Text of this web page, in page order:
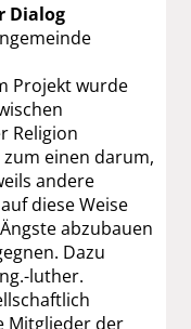
Dialog
Projekt wurde
Religion
einen darum,
andere
diese Weise
abzubauen
Dazu
luther.
Mitglieder der